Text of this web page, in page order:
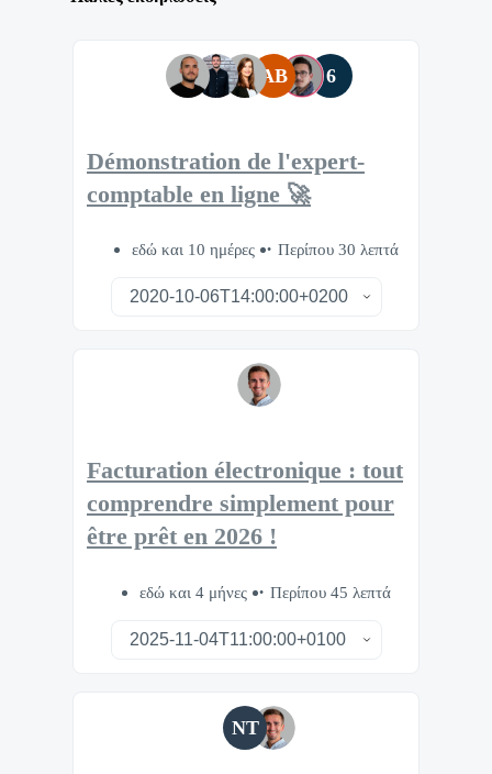
AB 6
Démonstration de l'expert-
comptable en ligne 🚀
εδώ και 10 ημέρες Περίπου 30 λεπτά
Facturation électronique : tout
comprendre simplement pour
être prêt en 2026 !
εδώ και 4 μήνες Περίπου 45 λεπτά
NT